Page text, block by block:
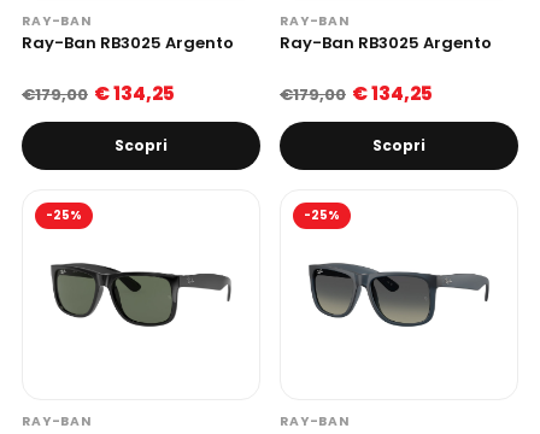
RAY-BAN
Ray-Ban RB3025 Argento
€179,00 € 134,25
Scopri
RAY-BAN
Ray-Ban RB3025 Argento
€179,00 € 134,25
Scopri
-25%
RAY-BAN
-25%
RAY-BAN